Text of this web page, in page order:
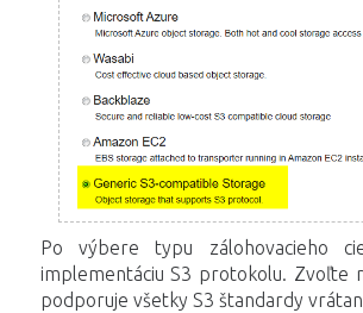
Po výbere typu zálohovacieho
implementáciu S3 protokolu. Zvoľte
podporuje všetky S3 štandardy